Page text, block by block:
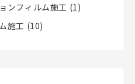
ンフィルム施工 (1)
施工 (10)